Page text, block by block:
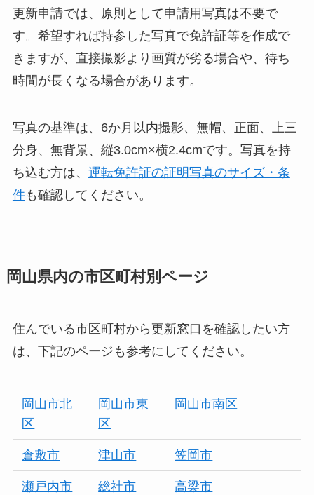
更新申請では、原則として申請用写真は不要で
す。希望すれば持参した写真で免許証等を作成で
きますが、直接撮影より画質が劣る場合や、待ち
時間が長くなる場合があります。
写真の基準は、6か月以内撮影、無帽、正面、上三
分身、無背景、縦3.0cm×横2.4cmです。写真を持
ち込む方は、 運転免許証の証明写真のサイズ・条
件も確認してください。
岡山県内の市区町村別ページ
住んでいる市区町村から更新窓口を確認したい方
は、下記のページも参考にしてください。
岡山市北
区
岡山市東
区
岡山市南区
倉敷市 津山市 笠岡市
瀬戸内市 総社市 高梁市